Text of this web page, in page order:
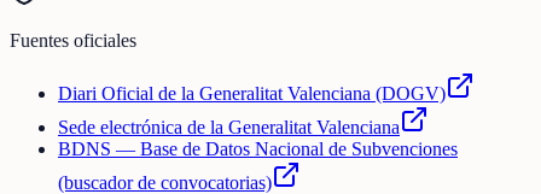
Fuentes oficiales
Diari Oficial de la Generalitat Valenciana (DOGV)
Sede electrónica de la Generalitat Valenciana
BDNS — Base de Datos Nacional de Subvenciones
(buscador de convocatorias)